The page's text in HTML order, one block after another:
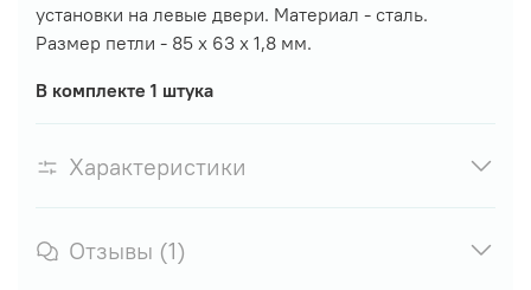
установки на левые двери. Материал - сталь.
Размер петли - 85 х 63 х 1,8 мм.
В комплекте 1 штука
Характеристики
Отзывы (1)